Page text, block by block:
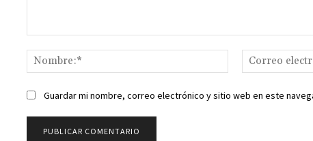
Nombre:*
Guardar mi nombre, correo electrónico y sitio web en este